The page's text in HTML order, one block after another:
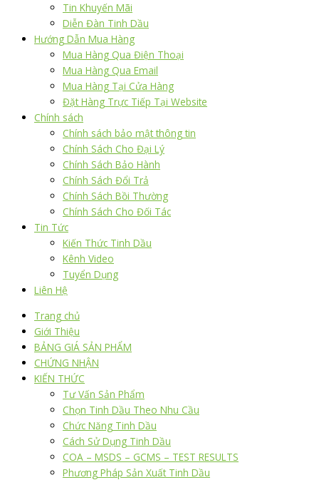
Tin Khuyến Mãi
Diễn Đàn Tinh Dầu
Hướng Dẫn Mua Hàng
Mua Hàng Qua Điện Thoại
Mua Hàng Qua Email
Mua Hàng Tại Cửa Hàng
Đặt Hàng Trực Tiếp Tại Website
Chính sách
Chính sách bảo mật thông tin
Chính Sách Cho Đại Lý
Chính Sách Bảo Hành
Chính Sách Đổi Trả
Chính Sách Bồi Thường
Chính Sách Cho Đối Tác
Tin Tức
Kiến Thức Tinh Dầu
Kênh Video
Tuyển Dụng
Liên Hệ
Trang chủ
Giới Thiệu
BẢNG GIÁ SẢN PHẨM
CHỨNG NHẬN
KIẾN THỨC
Tư Vấn Sản Phẩm
Chọn Tinh Dầu Theo Nhu Cầu
Chức Năng Tinh Dầu
Cách Sử Dụng Tinh Dầu
COA – MSDS – GCMS – TEST RESULTS
Phương Pháp Sản Xuất Tinh Dầu